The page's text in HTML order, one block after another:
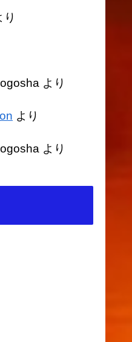
り
より
より
より